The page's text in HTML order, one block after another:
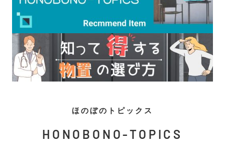
ほのぼのトピックス
HONOBONO-TOPICS